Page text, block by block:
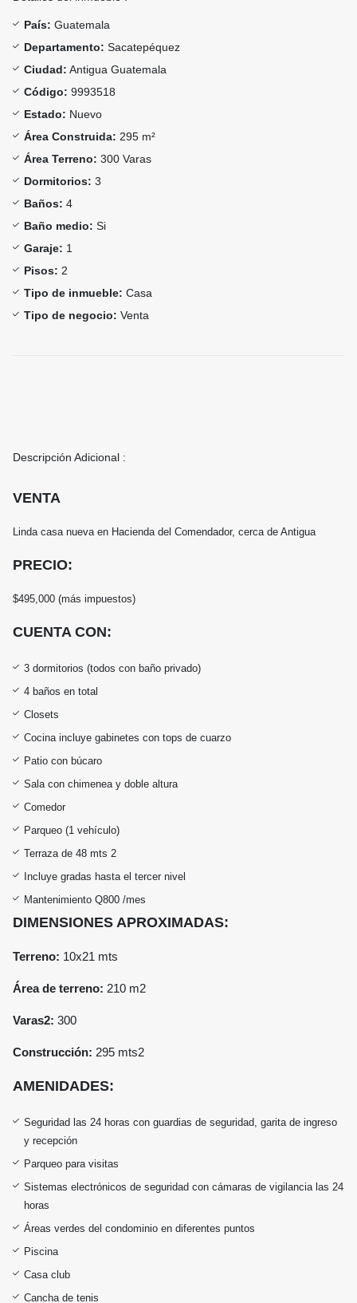
País: Guatemala
Departamento: Sacatepéquez
Ciudad: Antigua Guatemala
Código: 9993518
Estado: Nuevo
Área Construida: 295 m²
Área Terreno: 300 Varas
Dormitorios: 3
Baños: 4
Baño medio: Si
Garaje: 1
Pisos: 2
Tipo de inmueble: Casa
Tipo de negocio: Venta
Descripción Adicional :
VENTA
Linda casa nueva en Hacienda del Comendador, cerca de Antigua
PRECIO:
$495,000 (más impuestos)
CUENTA CON:
3 dormitorios (todos con baño privado)
4 baños en total
Closets
Cocina incluye gabinetes con tops de cuarzo
Patio con búcaro
Sala con chimenea y doble altura
Comedor
Parqueo (1 vehículo)
Terraza de 48 mts 2
Incluye gradas hasta el tercer nivel
Mantenimiento Q800 /mes
DIMENSIONES APROXIMADAS:
Terreno: 10x21 mts
Área de terreno: 210 m2
Varas2: 300
Construcción: 295 mts2
AMENIDADES:
Seguridad las 24 horas con guardias de seguridad, garita de ingreso
y recepción
Parqueo para visitas
Sistemas electrónicos de seguridad con cámaras de vigilancia las 24
horas
Áreas verdes del condominio en diferentes puntos
Piscina
Casa club
Cancha de tenis